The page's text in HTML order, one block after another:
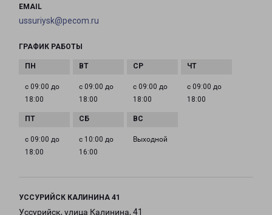
EMAIL
ussuriysk@pecom.ru
ГРАФИК РАБОТЫ
с 09:00 до
18:00
с 09:00 до
18:00
с 09:00 до
18:00
с 09:00 до
18:00
с 09:00 до
18:00
с 10:00 до
16:00
Выходной
УССУРИЙСК КАЛИНИНА 41
Уссурийск, улица Калинина, 41